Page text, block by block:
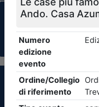
Formazione
Il portale della
Clicca qui -